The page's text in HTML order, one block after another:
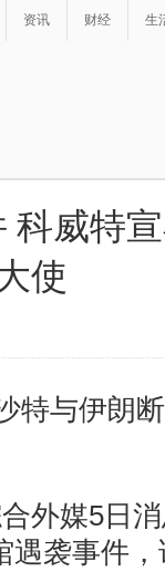
资讯 财经 生
科威特
使
与伊朗断
媒5日消
遇袭事件